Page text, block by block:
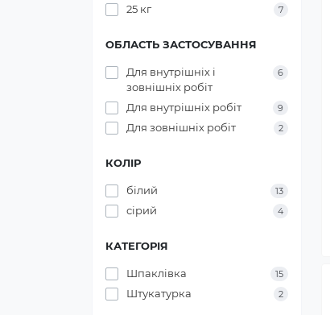
25 кг 7
ОБЛАСТЬ ЗАСТОСУВАННЯ
Для внутрішніх і
зовнішніх робіт
6
Для внутрішніх робіт 9
Для зовнішніх робіт 2
КОЛІР
білий 13
сірий 4
КАТЕГОРІЯ
Шпаклівка 15
Штукатурка 2